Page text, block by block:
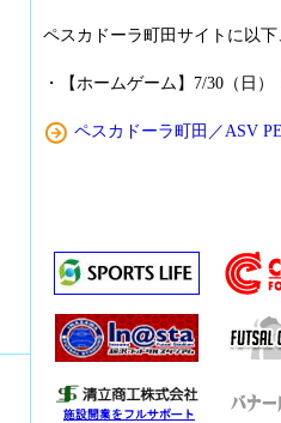
ペスカドーラ町田サイトに以
・【ホームゲーム】7/30（日
ペスカドーラ町田／ASV